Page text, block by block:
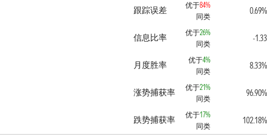
跟踪误差 优于84%
同类
0.69%
信息比率 优于26%
同类
-1.33
月度胜率 优于4%
同类
8.33%
涨势捕获率 优于21%
同类
96.90%
跌势捕获率 优于17%
同类
102.18%